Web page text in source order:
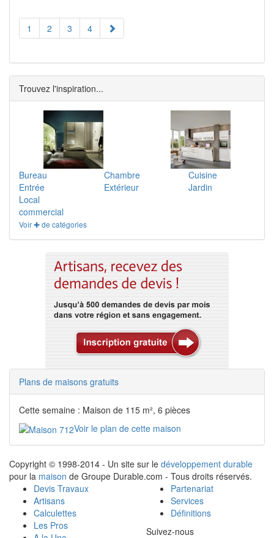
1 2 3 4
Trouvez l'inspiration...
Bureau Chambre
Cuisine
Entrée
Extérieur
Jardin
Local
commercial
Voir ✚ de catégories
Plans de maisons gratuits
Cette semaine : Maison de 115 m², 6 pièces
Voir le plan de cette maison
Copyright © 1998-2014 - Un site sur le développement durable
pour la maison de Groupe Durable.com - Tous droits réservés.
Devis Travaux
Artisans
Calculettes
Les Pros
Partenariat
Services
Définitions
Suivez-nous